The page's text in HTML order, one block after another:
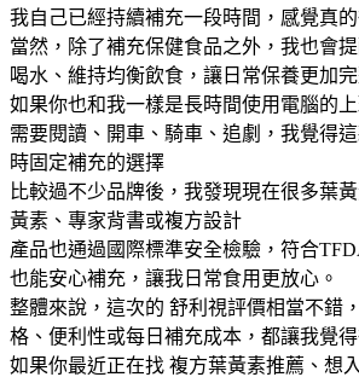
我自己已經持續補充一段時間，感覺真
當然，除了補充保健食品之外，我也會
喝水、維持均衡飲食，讓日常保養更加
如果你也和我一樣是長時間使用電腦的
需要閱讀、開車、騎車、追劇，我覺得
時固定補充的選擇
比較過不少品牌後，我發現現在很多葉
黃素、專家背書或複方設計
產品也通過國際標準安全檢驗，符合
也能安心補充，讓我日常食用更放心。
整體來說，這次的 舒利視評價相當不錯
格、便利性或每日補充成本，都讓我覺
如果你最近正在找 複方葉黃素推薦、想